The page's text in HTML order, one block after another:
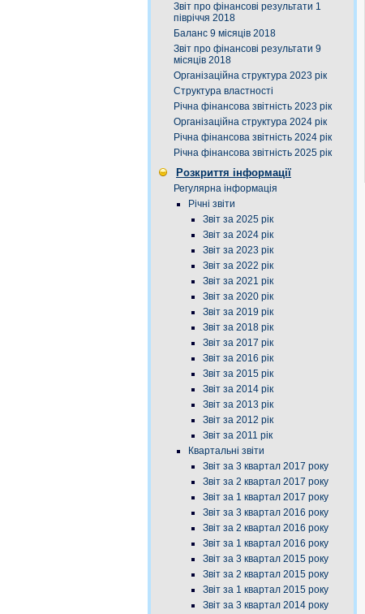
Звіт про фінансові результати 1
півріччя 2018
Баланс 9 місяців 2018
Звіт про фінансові результати 9
місяців 2018
Організаційна структура 2023 рік
Структура властності
Річна фінансова звітність 2023 рік
Організаційна структура 2024 рік
Річна фінансова звітність 2024 рік
Річна фінансова звітність 2025 рік
Розкриття інформації
Регулярна інформація
Річні звіти
Звіт за 2025 рік
Звіт за 2024 рік
Звіт за 2023 рік
Звіт за 2022 рік
Звіт за 2021 рік
Звіт за 2020 рік
Звіт за 2019 рік
Звіт за 2018 рік
Звіт за 2017 рік
Звіт за 2016 рік
Звіт за 2015 рік
Звіт за 2014 рік
Звіт за 2013 рік
Звіт за 2012 рік
Звіт за 2011 рік
Квартальні звіти
Звіт за 3 квартал 2017 року
Звіт за 2 квартал 2017 року
Звіт за 1 квартал 2017 року
Звіт за 3 квартал 2016 року
Звіт за 2 квартал 2016 року
Звіт за 1 квартал 2016 року
Звіт за 3 квартал 2015 року
Звіт за 2 квартал 2015 року
Звіт за 1 квартал 2015 року
Звіт за 3 квартал 2014 року